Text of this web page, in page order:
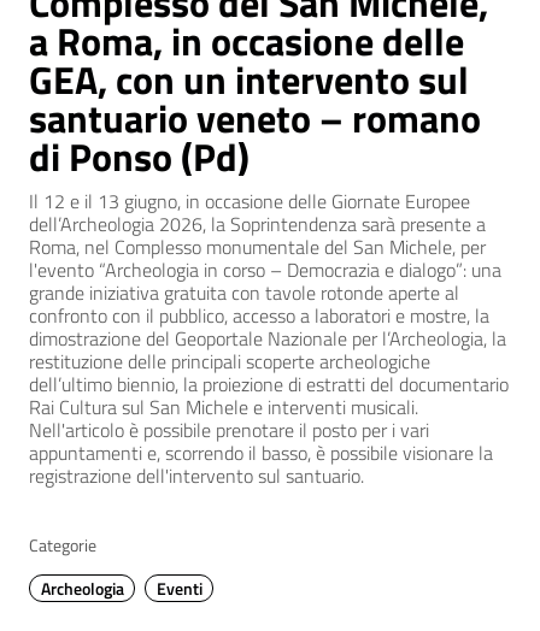
a Roma, in occasione delle
GEA, con un intervento sul
santuario veneto – romano
di Ponso (Pd)
Il 12 e il 13 giugno, in occasione delle Giornate Europee
dell’Archeologia 2026, la Soprintendenza sarà presente a
Roma, nel Complesso monumentale del San Michele, per
l'evento “Archeologia in corso – Democrazia e dialogo”: una
grande iniziativa gratuita con tavole rotonde aperte al
confronto con il pubblico, accesso a laboratori e mostre, la
dimostrazione del Geoportale Nazionale per l’Archeologia, la
restituzione delle principali scoperte archeologiche
dell’ultimo biennio, la proiezione di estratti del documentario
Rai Cultura sul San Michele e interventi musicali.
Nell'articolo è possibile prenotare il posto per i vari
appuntamenti e, scorrendo il basso, è possibile visionare la
registrazione dell'intervento sul santuario.
Categorie
Archeologia
Eventi